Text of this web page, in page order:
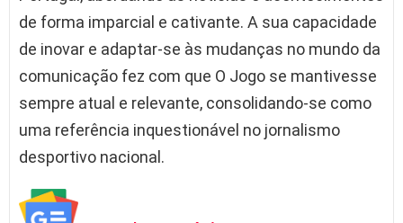
de forma imparcial e cativante. A sua capacidade
de inovar e adaptar-se às mudanças no mundo da
comunicação fez com que O Jogo se mantivesse
sempre atual e relevante, consolidando-se como
uma referência inquestionável no jornalismo
desportivo nacional.